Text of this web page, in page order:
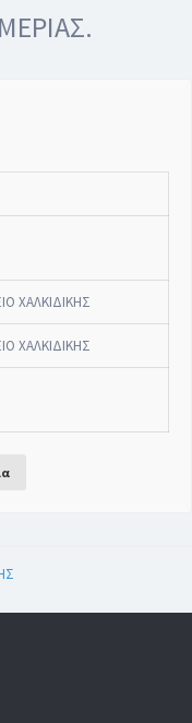
ΧΑΛΚΙΔΙΚΗΣ
ΧΑΛΚΙΔΙΚΗΣ